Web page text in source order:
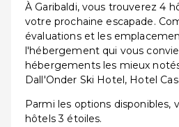
À Garibaldi, vous trouverez 4
votre prochaine escapade.
évaluations et les
l'hébergement qui vous
hébergements les mieux
Dall'Onder Ski Hotel, Hotel
Parmi les options disponibles,
hôtels 3 étoiles.